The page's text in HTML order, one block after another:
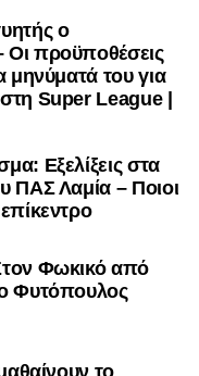
ο
προϋποθέσεις
μηνύματά του για
Super League |
Εξελίξεις στα
ΠΑΣ Λαμία – Ποιοι
Φωκικό από
Φυτόπουλος